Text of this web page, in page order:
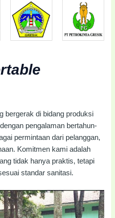
bergerak di bidang produksi
dengan pengalaman bertahun-
permintaan dari pelanggan,
Komitmen kami adalah
tidak hanya praktis, tetapi
standar sanitasi.